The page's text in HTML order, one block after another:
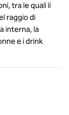
tra le quali il
raggio di
interna, la
e i drink